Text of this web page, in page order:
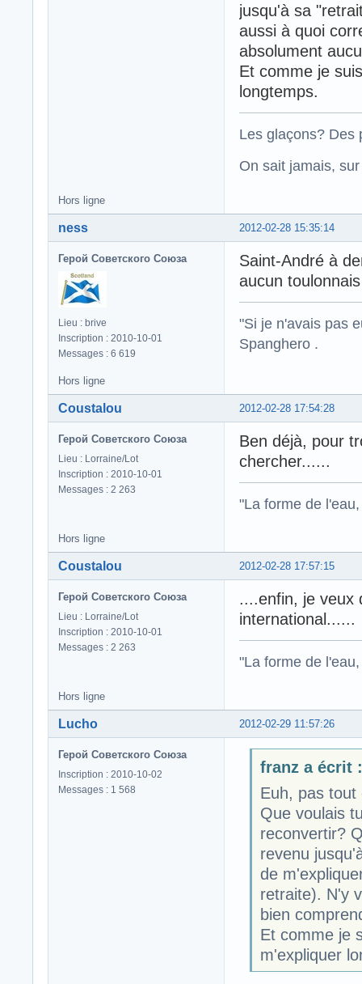
jusqu'à sa
aussi à quoi
absolument
Et comme je
longtemps.
Les glaçons? Des
On sait jamais,
Hors ligne
2012-02-28 15:35:14
ness
Герой Советского Союза
Lieu : brive
Inscription : 2010-10-01
Messages : 6 619
Saint-André à
aucun
"Si je n'avais pas
Spanghero .
Hors ligne
2012-02-28 17:54:28
Coustalou
Герой Советского Союза
Lieu : Lorraine/Lot
Inscription : 2010-10-01
Messages : 2 263
Ben déjà, pour
chercher......
"La forme de
Hors ligne
2012-02-28 17:57:15
Coustalou
Герой Советского Союза
Lieu : Lorraine/Lot
Inscription : 2010-10-01
Messages : 2 263
....enfin, je veux
international......
"La forme de
Hors ligne
2012-02-29 11:57:26
Lucho
Герой Советского Союза
Inscription : 2010-10-02
Messages : 1 568
franz a écrit :
Euh, pas tout
Que voulais
reconvertir?
revenu
de
retraite). N'y
bien
Et comme je
m'expliquer